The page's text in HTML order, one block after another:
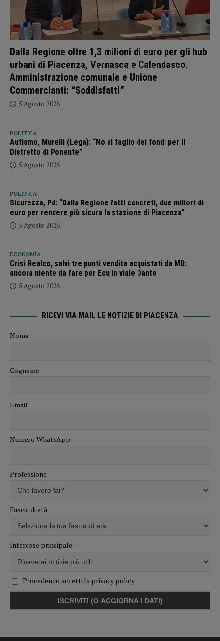
Dalla Regione oltre 1,3 milioni di euro per gli hub
urbani di Piacenza, Vernasca e Calendasco.
Amministrazione comunale e Unione
Commercianti: “Soddisfatti”
5 Agosto 2026
POLITICA
Autismo, Murelli (Lega): “No al taglio dei fondi per il
Distretto di Ponente”
5 Agosto 2026
POLITICA
Sicurezza, Pd: “Dalla Regione fatti concreti, due milioni di
euro per rendere più sicura la stazione di Piacenza”
5 Agosto 2026
ECONOMIA
Crisi Realco, salvi tre punti vendita acquistati da MD:
ancora niente da fare per Ecu in viale Dante
5 Agosto 2026
RICEVI VIA MAIL LE NOTIZIE DI PIACENZA
Nome
Cognome
Email
Numero WhatsApp
Professione
Fascia di età
Interesse principale
Procedendo accetti la privacy policy